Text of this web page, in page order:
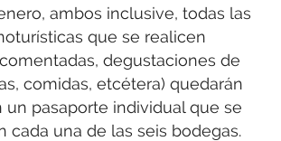
ambos inclusive, todas las
que se realicen
degustaciones de
comidas, etcétera) quedarán
un pasaporte individual que se
cada una de las seis bodegas.